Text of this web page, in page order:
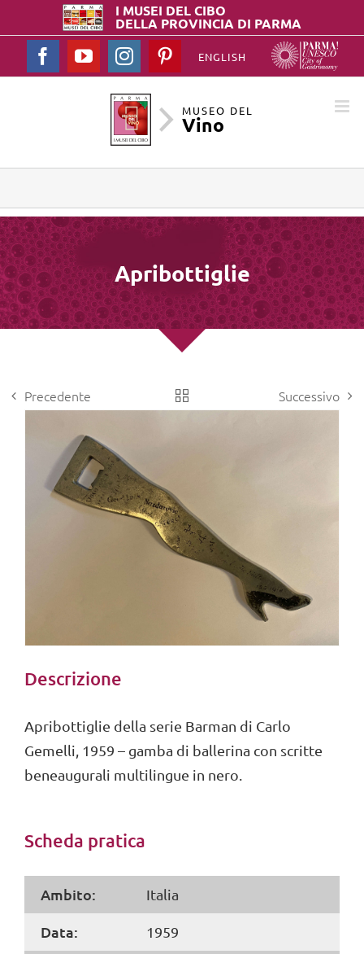
I MUSEI DELCIBO
DELLA PROVINCIA DI PARMA
ENGLISH
FacebookYouTubeInstagramPinterest
MUSEO DEL
Vino
Apribottiglie
Precedente Successivo
Larger
Image
Descrizione
Apribottiglie della serie Barman di Carlo
Gemelli, 1959 – gamba di ballerina con scritte
beneaugurali multilingue in nero.
Scheda pratica
Ambito: Italia
Data: 1959